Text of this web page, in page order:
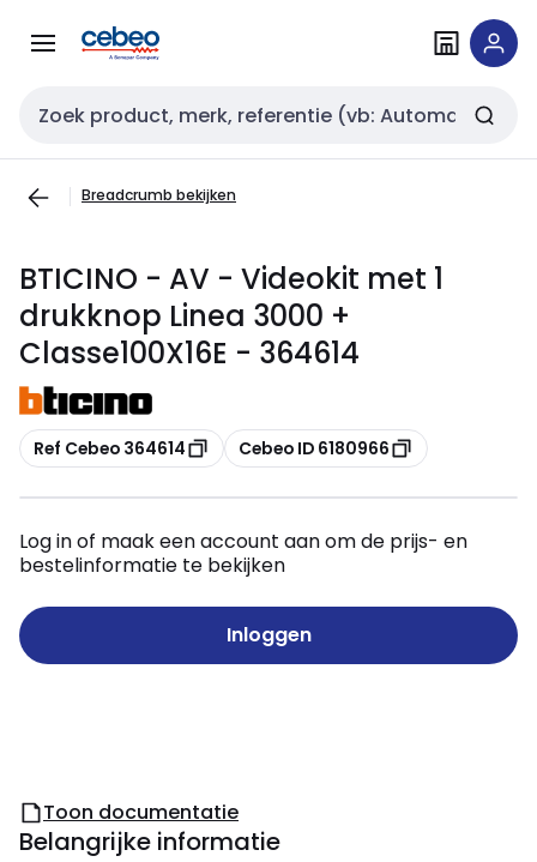
naar
naar
Zoekveld invoer
Breadcrumb bekijken
BTICINO - AV - Videokit met 1
drukknop Linea 3000 +
Classe100X16E - 364614
Kopiëren
Ref Cebeo 364614 Kopiëren
Cebeo ID 6180966
Log in of maak een account aan om de prijs- en
bestelinformatie te bekijken
Inloggen
Toon documentatie
Belangrijke informatie